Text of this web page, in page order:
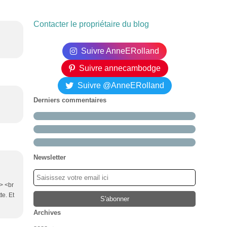
<br
Et
Contacter le propriétaire du blog
Suivre AnneERolland
Suivre annecambodge
Suivre @AnneERolland
Derniers commentaires
Newsletter
Archives